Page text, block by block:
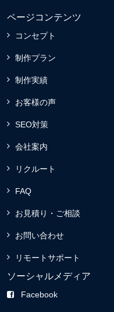
ページコンテンツ
コンセプト
制作プラン
制作実績
お客様の声
SEO対策
会社案内
リクルート
FAQ
お見積り・ご相談
お問い合わせ
リモートサポート
ソーシャルメディア
Facebook